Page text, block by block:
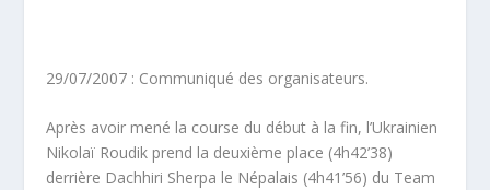
29/07/2007 : Communiqué des organisateurs.
Après avoir mené la course du début à la fin, l’Ukrainien
Nikolaï Roudik prend la deuxième place (4h42’38)
derrière Dachhiri Sherpa le Népalais (4h41’56) du Team